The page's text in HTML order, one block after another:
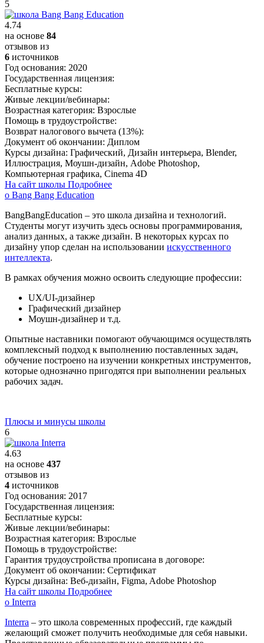
5
4.74
на основе 84
отзывов из
6 источников
Год основания: 2020
Государственная лицензия:
Бесплатные курсы:
Живые лекции/вебинары:
Возрастная категория: Взрослые
Помощь в трудоустройстве:
Возврат налогового вычета (13%):
Документ об окончании: Диплом
Курсы дизайна: Графический, Дизайн интерьера, Blender,
Иллюстрация, Моушн-дизайн, Adobe Photoshop,
Компьютерная графика, Cinema 4D
На сайт школы Подробнее
о Bang Bang Education
BangBangEducation – это школа дизайна и технологий.
Студенты могут изучить здесь основы программирования,
анализ данных, а также дизайн. В некоторых курсах по
дизайну упор сделан на использовании искусственного
интеллекта.
В рамках обучения можно освоить следующие профессии:
UX/UI-дизайнер
Графический дизайнер
Моушн-дизайнер и т.д.
Опытные наставники помогают обучающимся осуществлять
комплексный подход к выполнению поставленных задач,
обучение построено на изучении конкретных инструментов,
которые однозначно пригодятся при выполнении реальных
рабочих задач.
Плюсы и минусы школы
6
4.63
на основе 437
отзывов из
4 источников
Год основания: 2017
Государственная лицензия:
Бесплатные курсы:
Живые лекции/вебинары:
Возрастная категория: Взрослые
Помощь в трудоустройстве:
Гарантия трудоустройства прописана в договоре:
Документ об окончании: Сертификат
Курсы дизайна: Веб-дизайн, Figma, Adobe Photoshop
На сайт школы Подробнее
о Interra
Interra – это школа современных профессий, где каждый
желающий сможет получить необходимые для себя навыки.